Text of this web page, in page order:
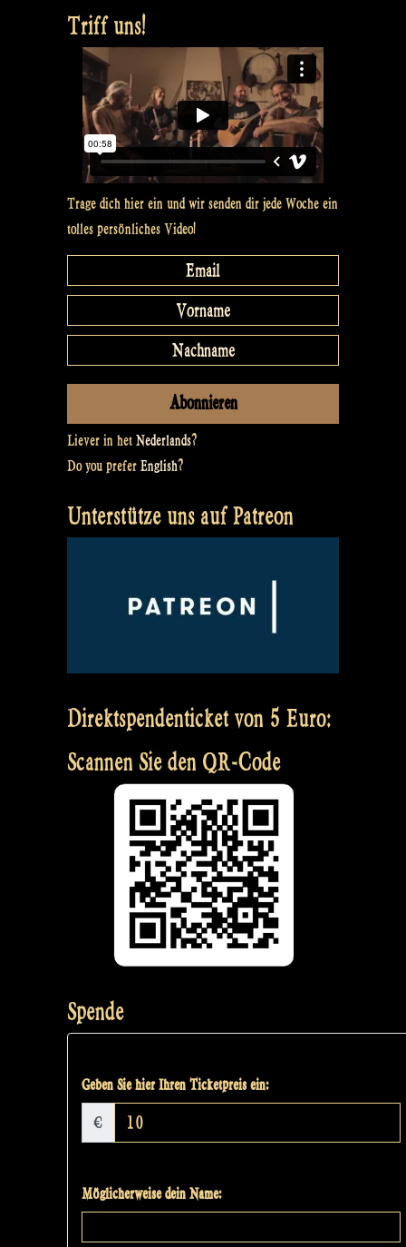
Triff uns!
Trage dich hier ein und wir senden dir jede Woche ein
tolles persönliches Video!
Liever in het Nederlands?
Do you prefer English?
Unterstütze uns auf Patreon
Direktspendenticket von 5 Euro:
Scannen Sie den QR-Code
Spende
Geben Sie hier Ihren Ticketpreis ein:
€
Möglicherweise dein Name: